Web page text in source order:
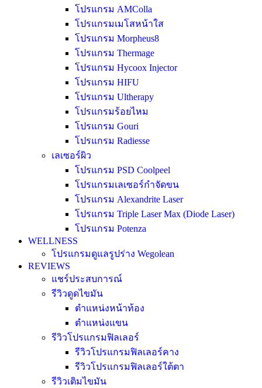
โปรแกรม AMColla
โปรแกรมเมโสหน้าใส
โปรแกรม Morpheus8
โปรแกรม Thermage
โปรแกรม Hycoox Injector
โปรแกรม HIFU
โปรแกรม Ultherapy
โปรแกรมร้อยไหม
โปรแกรม Gouri
โปรแกรม Radiesse
เลเซอร์ผิว
โปรแกรม PSD Coolpeel
โปรแกรมเลเซอร์กำจัดขน
โปรแกรม Alexandrite Laser
โปรแกรม Triple Laser Max (Diode Laser)
โปรแกรม Potenza
WELLNESS
โปรแกรมดูแลรูปร่าง Wegolean
REVIEWS
แชร์ประสบการณ์
รีวิวดูดไขมัน
ตำแหน่งหน้าท้อง
ตำแหน่งแขน
รีวิวโปรแกรมฟิลเลอร์
รีวิวโปรแกรมฟิลเลอร์คาง
รีวิวโปรแกรมฟิลเลอร์ใต้ตา
รีวิวเติมไขมัน